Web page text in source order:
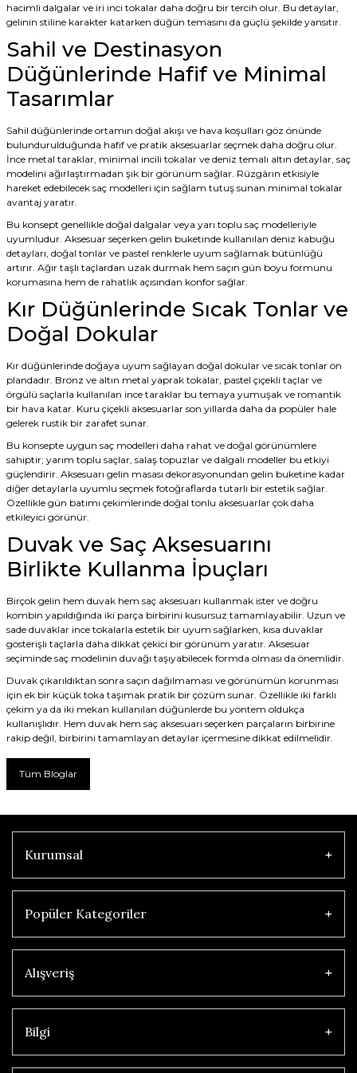
hacimli dalgalar ve iri inci tokalar daha doğru bir tercih olur. Bu detaylar,
gelinin stiline karakter katarken düğün temasını da güçlü şekilde yansıtır.
Sahil ve Destinasyon
Düğünlerinde Hafif ve Minimal
Tasarımlar
Sahil düğünlerinde ortamın doğal akışı ve hava koşulları göz önünde
bulundurulduğunda hafif ve pratik aksesuarlar seçmek daha doğru olur.
İnce metal taraklar, minimal incili tokalar ve deniz temalı altın detaylar, saç
modelini ağırlaştırmadan şık bir görünüm sağlar. Rüzgârın etkisiyle
hareket edebilecek saç modelleri için sağlam tutuş sunan minimal tokalar
avantaj yaratır.
Bu konsept genellikle doğal dalgalar veya yarı toplu saç modelleriyle
uyumludur. Aksesuar seçerken gelin buketinde kullanılan deniz kabuğu
detayları, doğal tonlar ve pastel renklerle uyum sağlamak bütünlüğü
artırır. Ağır taşlı taçlardan uzak durmak hem saçın gün boyu formunu
korumasına hem de rahatlık açısından konfor sağlar.
Kır Düğünlerinde Sıcak Tonlar ve
Doğal Dokular
Kır düğünlerinde doğaya uyum sağlayan doğal dokular ve sıcak tonlar ön
plandadır. Bronz ve altın metal yaprak tokalar, pastel çiçekli taçlar ve
örgülü saçlarla kullanılan ince taraklar bu temaya yumuşak ve romantik
bir hava katar. Kuru çiçekli aksesuarlar son yıllarda daha da popüler hale
gelerek rustik bir zarafet sunar.
Bu konsepte uygun saç modelleri daha rahat ve doğal görünümlere
sahiptir; yarım toplu saçlar, salaş topuzlar ve dalgalı modeller bu etkiyi
güçlendirir. Aksesuarı gelin masası dekorasyonundan gelin buketine kadar
diğer detaylarla uyumlu seçmek fotoğraflarda tutarlı bir estetik sağlar.
Özellikle gün batımı çekimlerinde doğal tonlu aksesuarlar çok daha
etkileyici görünür.
Duvak ve Saç Aksesuarını
Birlikte Kullanma İpuçları
Birçok gelin hem duvak hem saç aksesuarı kullanmak ister ve doğru
kombin yapıldığında iki parça birbirini kusursuz tamamlayabilir. Uzun ve
sade duvaklar ince tokalarla estetik bir uyum sağlarken, kısa duvaklar
gösterişli taçlarla daha dikkat çekici bir görünüm yaratır. Aksesuar
seçiminde saç modelinin duvağı taşıyabilecek formda olması da önemlidir.
Duvak çıkarıldıktan sonra saçın dağılmaması ve görünümün korunması
için ek bir küçük toka taşımak pratik bir çözüm sunar. Özellikle iki farklı
çekim ya da iki mekan kullanılan düğünlerde bu yöntem oldukça
kullanışlıdır. Hem duvak hem saç aksesuarı seçerken parçaların birbirine
rakip değil, birbirini tamamlayan detaylar içermesine dikkat edilmelidir.
Tüm Bloglar
Kurumsal
Popüler Kategoriler
Alışveriş
Bilgi